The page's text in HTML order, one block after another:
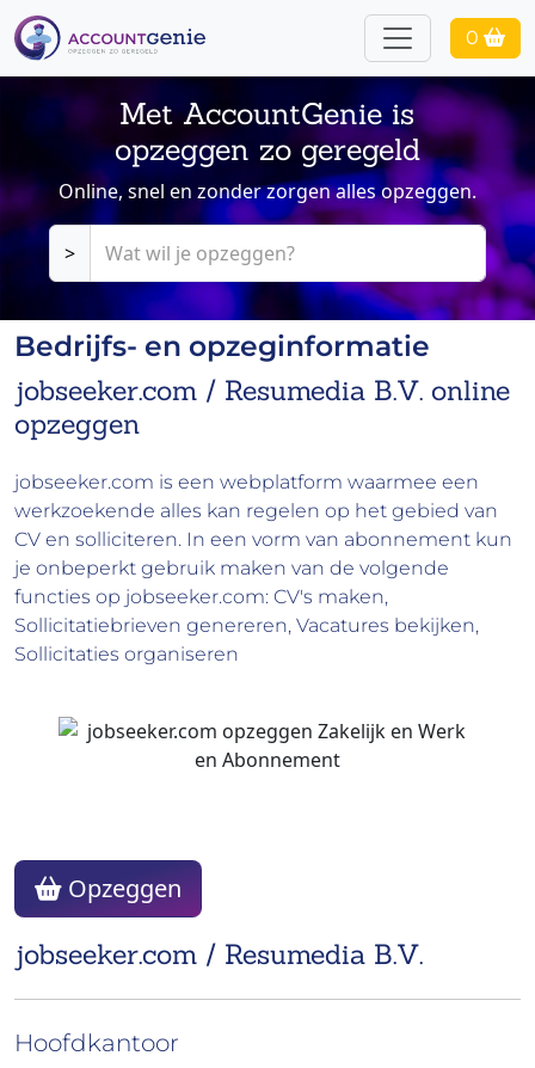
0
Met AccountGenie is
opzeggen zo geregeld
Online, snel en zonder zorgen alles opzeggen.
>
Bedrijfs- en opzeginformatie
jobseeker.com / Resumedia B.V. online
opzeggen
jobseeker.com is een webplatform waarmee een
werkzoekende alles kan regelen op het gebied van
CV en solliciteren. In een vorm van abonnement kun
je onbeperkt gebruik maken van de volgende
functies op jobseeker.com: CV's maken,
Sollicitatiebrieven genereren, Vacatures bekijken,
Sollicitaties organiseren
jobseeker.com / Resumedia B.V.
Opzeggen
Hoofdkantoor